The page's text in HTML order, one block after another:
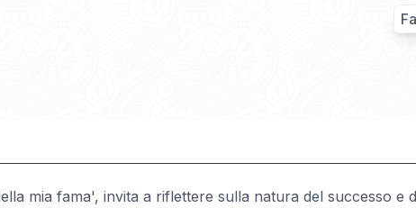
mia fama', invita a riflettere sulla natura del successo e